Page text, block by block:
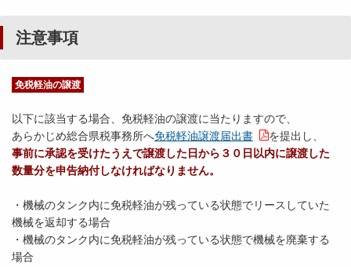
注意事項
免税軽油の譲渡
以下に該当する場合、免税軽油の譲渡に当たりますので、
あらかじめ総合県税事務所へ免税軽油譲渡届出書
を提出し、
事前に承認を受けたうえで譲渡した日から３０日以内に譲渡した
数量分を申告納付しなければなりません。
・機械のタンク内に免税軽油が残っている状態でリースしていた
機械を返却する場合
・機械のタンク内に免税軽油が残っている状態で機械を廃棄する
場合